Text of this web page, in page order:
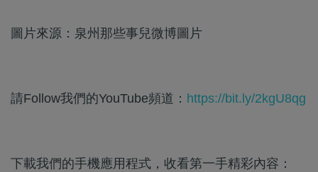
圖片來源：泉州那些事兒微博圖片
請Follow我們的YouTube頻道： https://bit.ly/2kgU8qg
下載我們的手機應用程式，收看第一手精彩內容：